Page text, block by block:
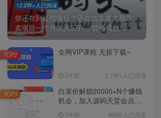
12.2W+人已阅读
你还在到处找项目？还在当韭菜？我靠
卖项目一个月收入5万+，曾经我也...
全网VIP课程 无损下载~
2年前 2.1W+人已阅读
TOP2
白菜价解锁20000+N个赚钱
机会，加入源码天堂会员，
3年前 9969人已阅读
TOP3